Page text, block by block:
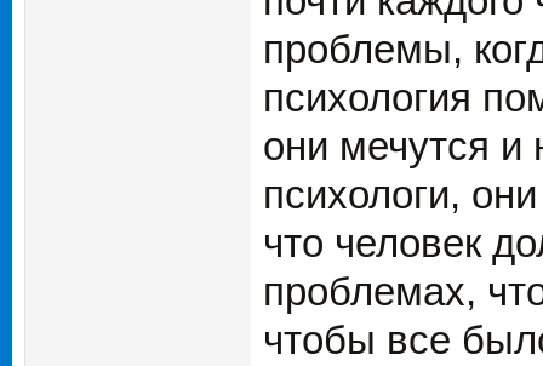
проблемы,
психология
они мечутся и
психологи,
что человек
проблемах,
чтобы все